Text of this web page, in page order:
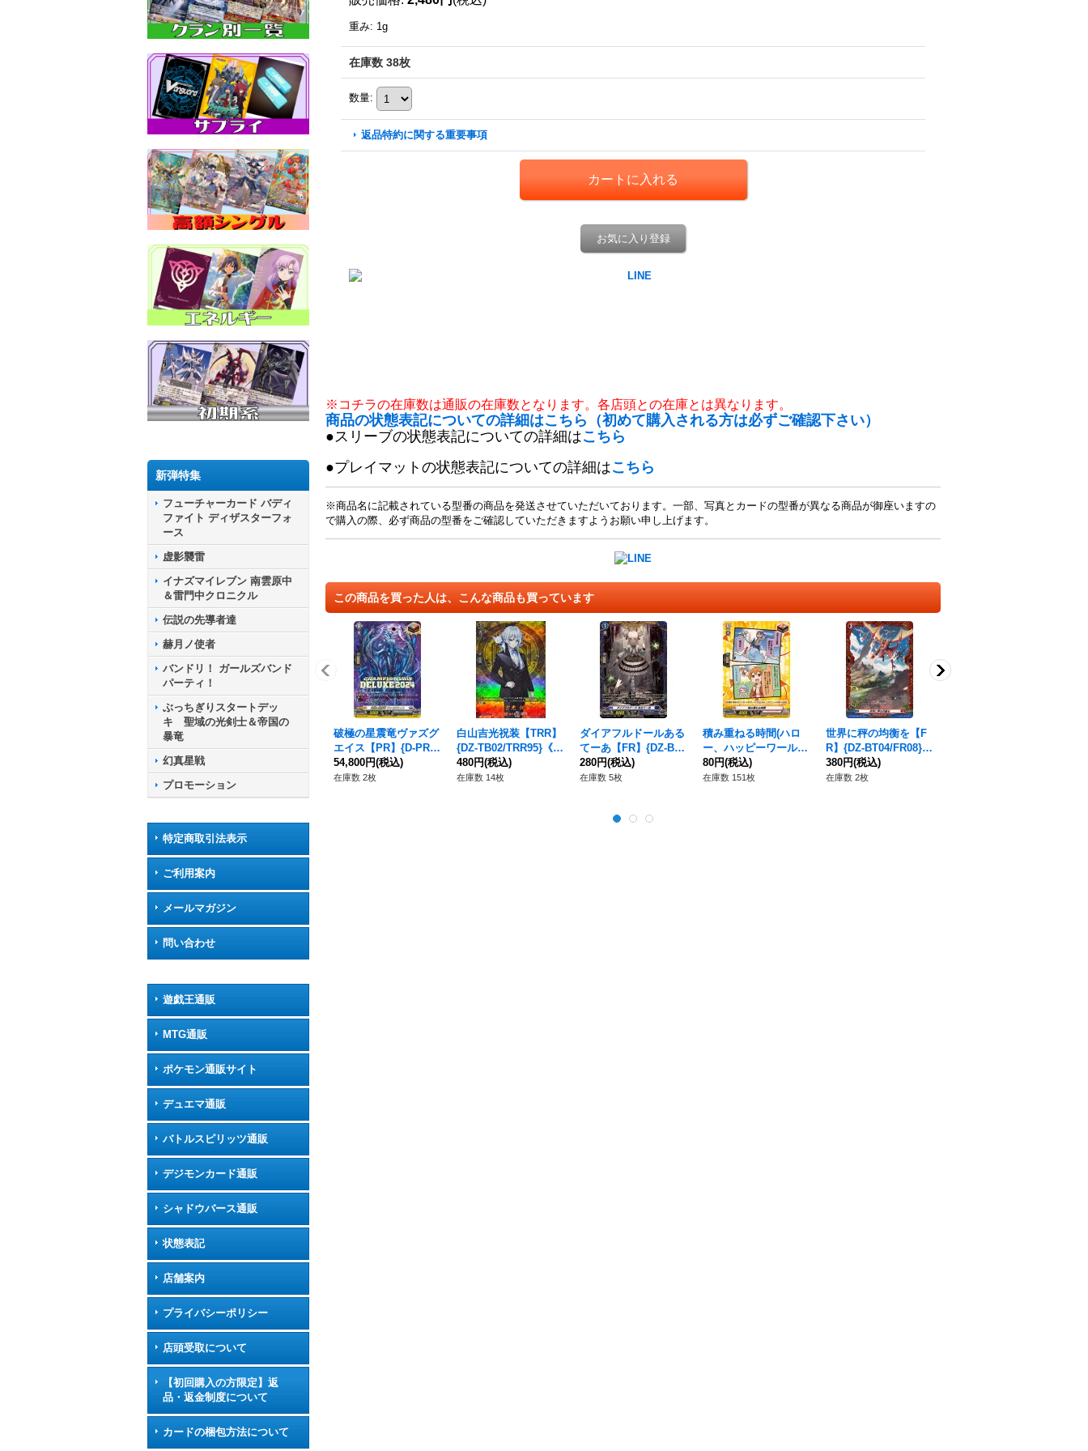
新弾特集
フューチャーカード バディ
ファイト ディザスターフォ
ース
虚影襲雷
イナズマイレブン 南雲原中
＆雷門中クロニクル
伝説の先導者達
赫月ノ使者
バンドリ！ ガールズバンド
パーティ！
ぶっちぎりスタートデッ
キ 聖域の光剣士＆帝国の
暴竜
幻真星戦
プロモーション
特定商取引法表示
ご利用案内
メールマガジン
問い合わせ
遊戯王通販
MTG通販
ポケモン通販サイト
デュエマ通販
バトルスピリッツ通販
デジモンカード通販
シャドウバース通販
状態表記
店舗案内
プライバシーポリシー
店頭受取について
【初回購入の方限定】返
品・返金制度について
カードの梱包方法について
重み: 1g
在庫数 38枚
数量:
返品特約に関する重要事項
お気に入り登録
※コチラの在庫数は通販の在庫数となります。各店頭との在庫とは異なります。
商品の状態表記についての詳細はこちら（初めて購入される方は必ずご確認下さい）
●スリーブの状態表記についての詳細はこちら
●プレイマットの状態表記についての詳細はこちら
※商品名に記載されている型番の商品を発送させていただいております。一部、写真とカードの型番が異なる商品が御座いますの
で購入の際、必ず商品の型番をご確認していただきますようお願い申し上げます。
この商品を買った人は、こんな商品も買っています
破極の星震竜ヴァズグ
エイス【PR】{D-PR/7
92}《ブラントゲー
ト》
54,800円(税込)
在庫数 2枚
白山吉光祝装【TRR】
{DZ-TB02/TRR95}《刀
剣乱舞》
480円(税込)
在庫数 14枚
ダイアフルドールある
てーあ【FR】{DZ-BT0
8/FR14}《ダークステ
イツ》
280円(税込)
在庫数 5枚
積み重ねる時間(ハロ
ー、ハッピーワール
ド！)【H】{DZ-TBP0
1/H03e}《BanGDrea
80円(税込)
在庫数 151枚
世界に秤の均衡を【F
R】{DZ-BT04/FR08}
《ドラゴンエンパイ
ア》
380円(税込)
在庫数 2枚